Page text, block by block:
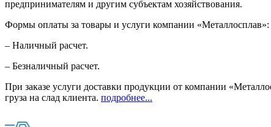
предпринимателям и другим субъектам хозяйствования.
Формы оплаты за товары и услуги компании «Металлосплав»:
– Наличный расчет.
– Безналичный расчет.
При заказе услуги доставки продукции от компании
груза на слад клиента. подробнее...